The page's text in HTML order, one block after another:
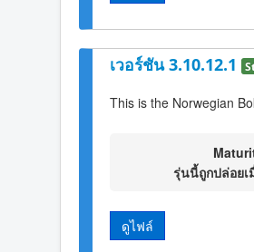
เวอร์ชัน 3.10.12.1
This is the Norwegian
รุ่นนี้ถูกปล่อยเ
ดูไฟล์